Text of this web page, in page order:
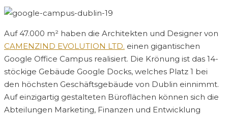
Auf 47.000 m² haben die Architekten und Designer von
CAMENZIND EVOLUTION LTD. einen gigantischen
Google Office Campus realisiert. Die Krönung ist das 14-
stöckige Gebäude Google Docks, welches Platz 1 bei
den höchsten Geschäftsgebäude von Dublin einnimmt.
Auf einzigartig gestalteten Büroflächen können sich die
Abteilungen Marketing, Finanzen und Entwicklung